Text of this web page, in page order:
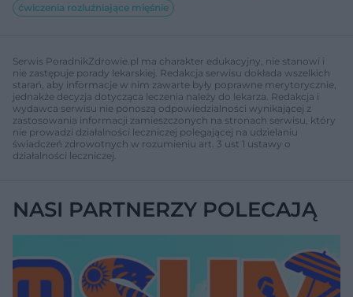
ćwiczenia rozluźniające mięśnie
Serwis PoradnikZdrowie.pl ma charakter edukacyjny, nie stanowi i
nie zastępuje porady lekarskiej. Redakcja serwisu dokłada wszelkich
starań, aby informacje w nim zawarte były poprawne merytorycznie,
jednakże decyzja dotycząca leczenia należy do lekarza. Redakcja i
wydawca serwisu nie ponoszą odpowiedzialności wynikającej z
zastosowania informacji zamieszczonych na stronach serwisu, który
nie prowadzi działalności leczniczej polegającej na udzielaniu
świadczeń zdrowotnych w rozumieniu art. 3 ust 1 ustawy o
działalności leczniczej.
NASI PARTNERZY POLECAJĄ